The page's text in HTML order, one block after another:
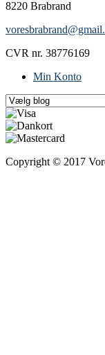
8220 Brabrand
CVR nr. 38776169
Min Konto
Copyright © 2017